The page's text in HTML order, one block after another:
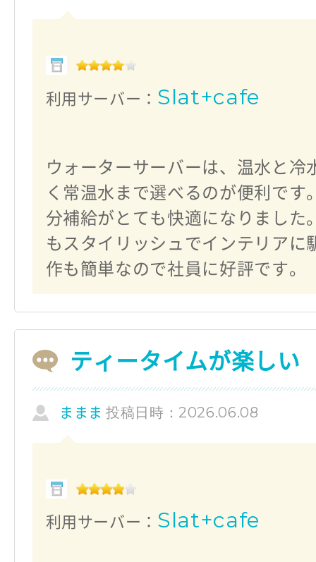
利用サーバー： Slat+cafe
ウォーターサーバーは、温水と冷
く常温水まで選べるのが便利です
分補給がとても快適になりました
もスタイリッシュでインテリアに
作も簡単なので社員に好評です。
ティータイムが楽しい
ままま 投稿日時：2026.06.08
利用サーバー： Slat+cafe